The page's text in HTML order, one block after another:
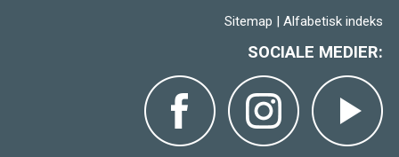
Sitemap | Alfabetisk indeks
SOCIALE MEDIER: